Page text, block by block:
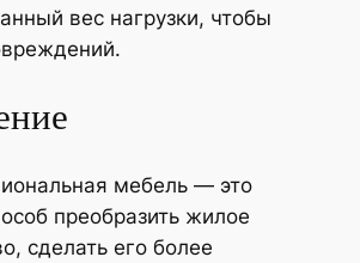
вес нагрузки, чтобы
мебель — это
преобразить жилое
сделать его более